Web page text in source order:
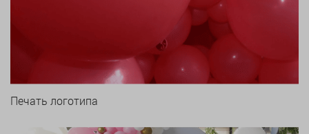
Печать логотипа